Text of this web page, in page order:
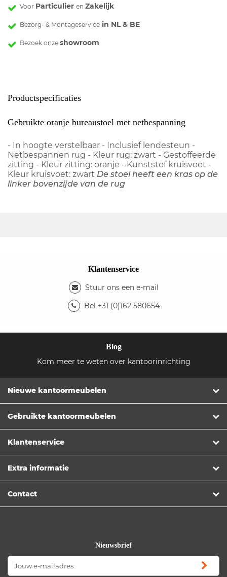
Voor Particulier en Zakelijk
Bezorg- & Montageservice in NL & BE
Bezoek onze showroom
Productspecificaties
Gebruikte oranje bureaustoel met netbespanning
- In hoogte verstelbaar - Inclusief lendesteun -
Netbespannen rug - Kleur rug: zwart - Gestoffeerde
zitting - Kleur zitting: oranje - Kunststof kruisvoet -
Kleur kruisvoet: zwart De stoel heeft een kras op de
linker bovenzijde van de rug
Klantenservice
Stuur ons een e-mail
Bel +31 (0)162 580654
Blog
Kom meer te weten over kantoorinrichting
Nieuwe kantoormeubelen
Gebruikte kantoormeubelen
Klantenservice
Extra informatie
Contact
Nieuwsbrief